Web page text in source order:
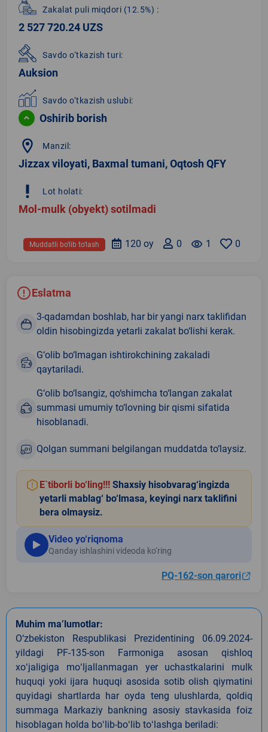
Zakalat puli miqdori (12.5%) :
2 527 720.24 UZS
Savdo o‘tkazish turi:
Auksion
Savdo o‘tkazish uslubi:
Oshirib borish
location_on Manzil:
Jizzax viloyati, Baxmal tumani, Oqtosh QFY
priority_high Lot holati:
Mol-mulk (obyekt) sotilmadi
0
remove_red_eye 1
0
120 oy
Muddatli bo‘lib to‘lash
Eslatma
3-qadamdan boshlab, har bir yangi narx taklifidan
oldin hisobingizda yetarli zakalat bo‘lishi kerak.
G‘olib bo‘lmagan ishtirokchining zakaladi
qaytariladi.
G‘olib bo‘lsangiz, qo‘shimcha to‘langan zakalat
summasi umumiy to‘lovning bir qismi sifatida
hisoblanadi.
Qolgan summani belgilangan muddatda to‘laysiz.
E`tiborli bo‘ling!!! Shaxsiy hisobvarag‘ingizda
yetarli mablag‘ bo‘lmasa, keyingi narx taklifini
bera olmaysiz.
Video yo‘riqnoma
Qanday ishlashini videoda ko‘ring
PQ-162-son qarori
Muhim ma’lumotlar:
O‘zbekiston Respublikasi Prezidentining 06.09.2024-
yildagi PF-135-son Farmoniga asosan qishloq
xoʻjaligiga moʻljallanmagan yer uchastkalarini mulk
huquqi yoki ijara huquqi asosida sotib olish qiymatini
quyidagi shartlarda har oyda teng ulushlarda, qoldiq
summaga Markaziy bankning asosiy stavkasida foiz
hisoblagan holda boʻlib-boʻlib toʻlashga beriladi: